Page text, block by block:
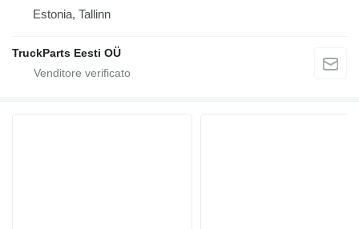
Estonia, Tallinn
TruckParts Eesti OÜ